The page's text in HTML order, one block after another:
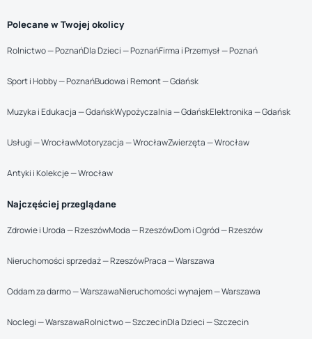
Polecane w Twojej okolicy
Rolnictwo — PoznańDla Dzieci — PoznańFirma i Przemysł — Poznań
Sport i Hobby — PoznańBudowa i Remont — Gdańsk
Muzyka i Edukacja — GdańskWypożyczalnia — GdańskElektronika — Gdańsk
Usługi — WrocławMotoryzacja — WrocławZwierzęta — Wrocław
Antyki i Kolekcje — Wrocław
Najczęściej przeglądane
Zdrowie i Uroda — RzeszówModa — RzeszówDom i Ogród — Rzeszów
Nieruchomości sprzedaż — RzeszówPraca — Warszawa
Oddam za darmo — WarszawaNieruchomości wynajem — Warszawa
Noclegi — WarszawaRolnictwo — SzczecinDla Dzieci — Szczecin